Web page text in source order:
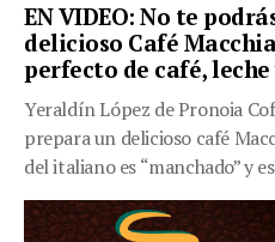
EN VIDEO: No te
delicioso Café
perfecto de café, leche
Yeraldín López de Pronoia
prepara un delicioso café
del italiano es “manchado” y